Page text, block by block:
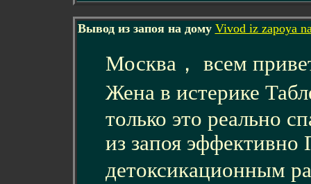
Вывод из запоя на дому Vivod iz zapoya
Москва， всем
Жена в истерике
только это реально
из запоя эффективно
детоксикационным